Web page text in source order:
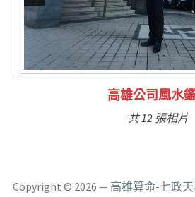
林
Copyright © 2026 — 高雄算命-七政